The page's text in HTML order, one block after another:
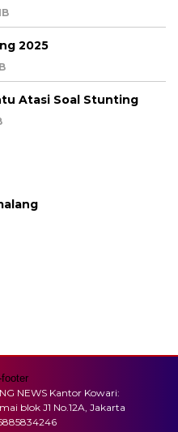
2025
Atasi Soal Stunting
NEWS Kantor Kowari:
blok J1 No.12A, Jakarta